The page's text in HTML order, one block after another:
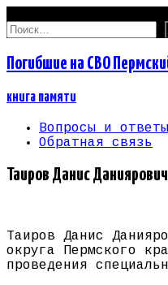
Найти:
Погибшие на СВО
книга памяти
Вопросы и ответы
Обратная связь
Таиров Данис Даниярович
Таиров Данис
округа Пермского
проведения